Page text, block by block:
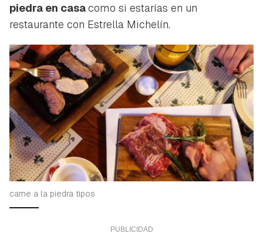
piedra en casacomo si estarías en un
restaurante con Estrella Michelín.
carne a la piedra tipos